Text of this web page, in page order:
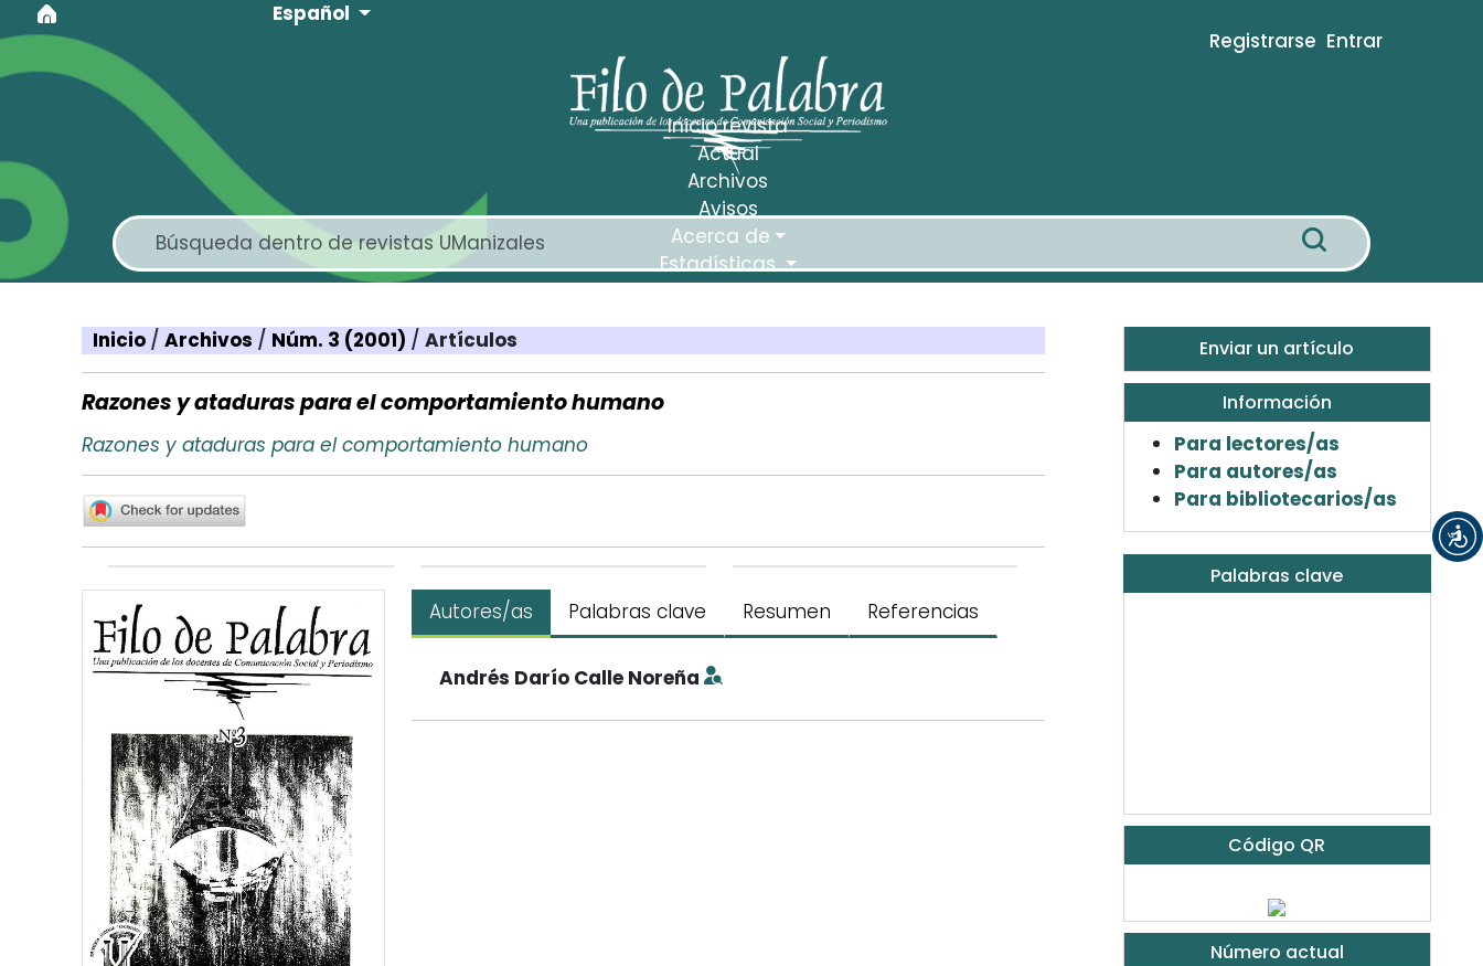
Ir al menú de navegación principal
Ir al contenido principal
Ir al pie de página del sitio Idioma
Español
Registrarse Entrar
Inicio revista
Actual
Archivos
Avisos
Acerca de
Estadísticas
Inicio / Archivos / Núm. 3 (2001) / Artículos
Razones y ataduras para el comportamiento humano
Razones y ataduras para el comportamiento humano
Autores/as Palabras clave Resumen Referencias
Andrés Darío Calle Noreña
Enviar un artículo
Información
Para lectores/as
Para autores/as
Para bibliotecarios/as
Palabras clave
Código QR
Número actual